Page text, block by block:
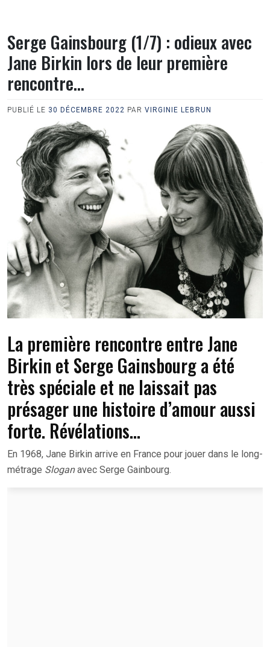
Serge Gainsbourg (1/7) : odieux avec
Jane Birkin lors de leur première
rencontre…
PUBLIÉ LE 30 DÉCEMBRE 2022 PAR VIRGINIE LEBRUN
La première rencontre entre Jane
Birkin et Serge Gainsbourg a été
très spéciale et ne laissait pas
présager une histoire d’amour aussi
forte. Révélations…
En 1968, Jane Birkin arrive en France pour jouer dans le long-
métrage Sloganavec Serge Gainbourg.